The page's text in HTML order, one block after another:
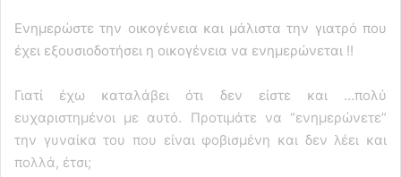
Ενημερώστε την οικογένεια και μάλιστα την γιατρό που
έχει εξουσιοδοτήσει η οικογένεια να ενημερώνεται !!
Γιατί έχω καταλάβει ότι δεν είστε και …πολύ
ευχαριστημένοι με αυτό. Προτιμάτε να “ενημερώνετε”
την γυναίκα του που είναι φοβισμένη και δεν λέει και
πολλά, έτσι;